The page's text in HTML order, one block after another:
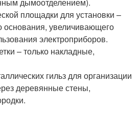
дымоотделением).
площадки для установки –
основания, увеличивающего
электроприборов.
– только накладные,
гильз для организации
деревянные стены,